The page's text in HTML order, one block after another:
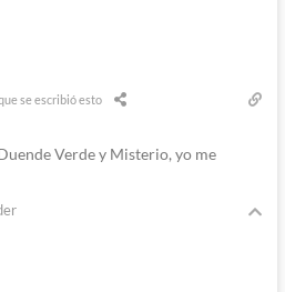
se escribió esto
Verde y Misterio, yo me